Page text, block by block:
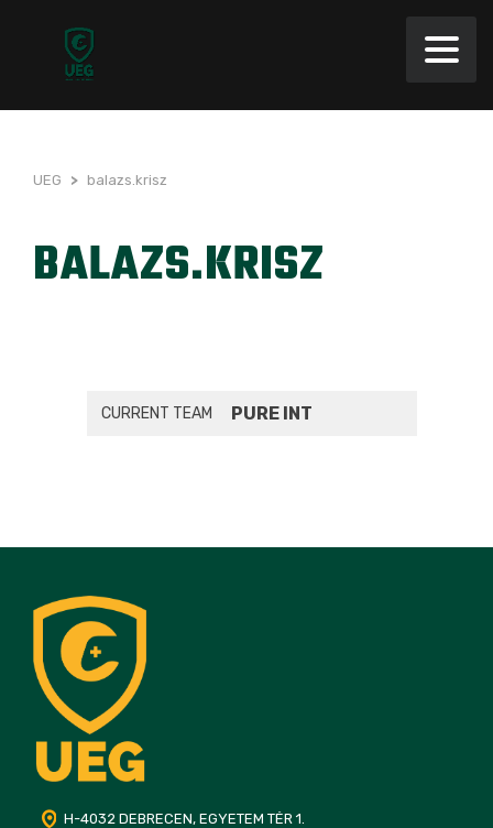
UEG > balazs.krisz
BALAZS.KRISZ
CURRENT TEAM PURE INT
H-4032 DEBRECEN, EGYETEM TÉR 1.